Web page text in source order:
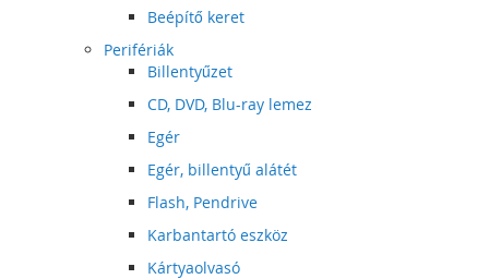
Beépítő keret
Perifériák
Billentyűzet
CD, DVD, Blu-ray lemez
Egér
Egér, billentyű alátét
Flash, Pendrive
Karbantartó eszköz
Kártyaolvasó